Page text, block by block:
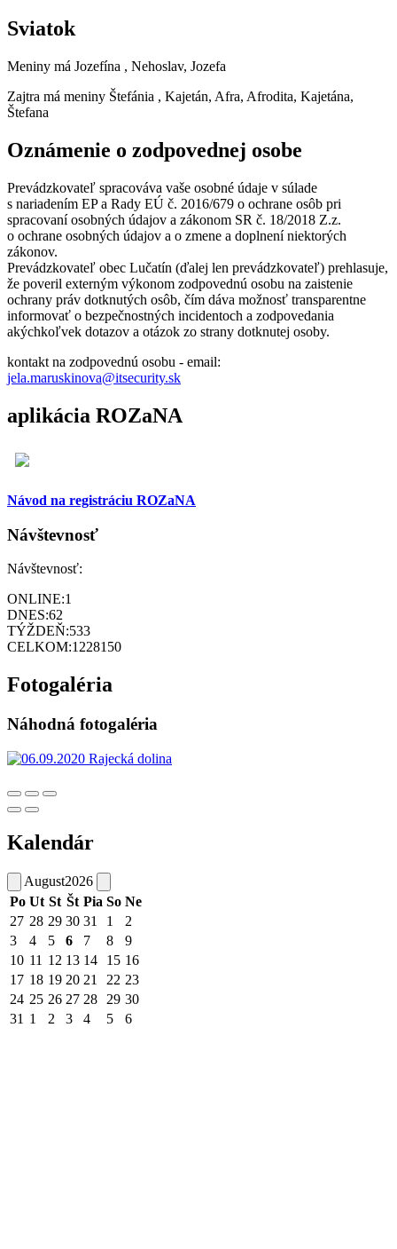
Sviatok
Meniny má Jozefína , Nehoslav, Jozefa
Zajtra má meniny Štefánia , Kajetán, Afra, Afrodita, Kajetána,
Štefana
Oznámenie o zodpovednej osobe
Prevádzkovateľ spracováva vaše osobné údaje v súlade
s nariadením EP a Rady EÚ č. 2016/679 o ochrane osôb pri
spracovaní osobných údajov a zákonom SR č. 18/2018 Z.z.
o ochrane osobných údajov a o zmene a doplnení niektorých
zákonov.
Prevádzkovateľ obec Lučatín (ďalej len prevádzkovateľ) prehlasuje,
že poveril externým výkonom zodpovednú osobu na zaistenie
ochrany práv dotknutých osôb, čím dáva možnosť transparentne
informovať o bezpečnostných incidentoch a zodpovedania
akýchkoľvek dotazov a otázok zo strany dotknutej osoby.
kontakt na zodpovednú osobu - email:
jela.maruskinova@itsecurity.sk
aplikácia ROZaNA
Návod na registráciu ROZaNA
Návštevnosť
Návštevnosť:
ONLINE:1
DNES:62
TÝŽDEŇ:533
CELKOM:1228150
Fotogaléria
Náhodná fotogaléria
Kalendár
August2026
Po Ut St Št Pia So Ne
27 28 29 30 31 1
2
3
4 5 6 7 8
9
10 11 12 13 14 15 16
17 18 19 20 21 22 23
24 25 26 27 28 29 30
31 1 2 3 4 5 6